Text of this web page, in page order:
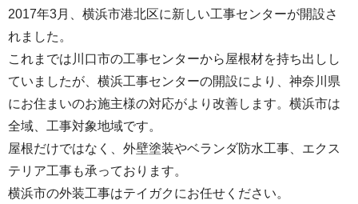
2017年3月、横浜市港北区に新しい工事センターが開設さ
れました。
これまでは川口市の工事センターから屋根材を持ち出しし
ていましたが、横浜工事センターの開設により、神奈川県
にお住まいのお施主様の対応がより改善します。横浜市は
全域、工事対象地域です。
屋根だけではなく、外壁塗装やベランダ防水工事、エクス
テリア工事も承っております。
横浜市の外装工事はテイガクにお任せください。